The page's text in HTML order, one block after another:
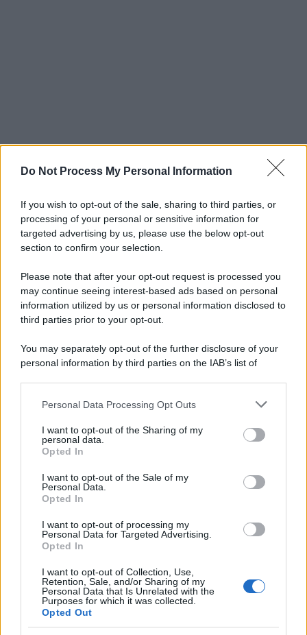
Do Not Process My Personal Information
If you wish to opt-out of the sale, sharing to third parties, or
processing of your personal or sensitive information for
targeted advertising by us, please use the below opt-out
section to confirm your selection.
Please note that after your opt-out request is processed you
may continue seeing interest-based ads based on personal
information utilized by us or personal information disclosed to
third parties prior to your opt-out.
You may separately opt-out of the further disclosure of your
personal information by third parties on the IAB’s list of
This information may also be disclosed by us to third parties
disclose it to other third parties.
Please note that this website/app uses one or more Google
services and may gather and store information including but
not limited to your visit or usage behaviour. You may click to
grant or deny consent to Google and its third-party tags to
consent section.
Personal Data Processing Opt Outs
I want to opt-out of the Sharing of my
personal data.
Opted In
I want to opt-out of the Sale of my
Personal Data.
Opted In
I want to opt-out of processing my
Personal Data for Targeted Advertising.
Opted In
I want to opt-out of Collection, Use,
Retention, Sale, and/or Sharing of my
Personal Data that Is Unrelated with the
Purposes for which it was collected.
Opted Out